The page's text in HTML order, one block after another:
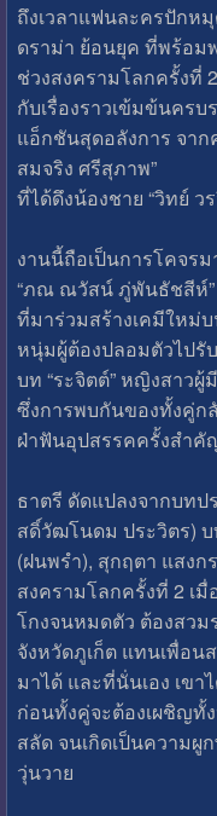
ถึงเวลาแฟนละครปักห
ดราม่า ย้อนยุค ที่พร้อม
ช่วงสงครามโลกครั้งที่ 2
กับเรื่องราวเข้มข้นคร
แอ็กชันสุดอลังการ จาก
สมจริง ศรีสุภาพ”
ที่ได้ดึงน้องชาย “วิทย์
งานนี้ถือเป็นการโคจร
“ภณ ณวัสน์ ภู่พันธัชสีห์”
ที่มาร่วมสร้างเคมีใหม่
หนุ่มผู้ต้องปลอมตัวไป
บท “ระจิตต์” หญิงสาว
ซึ่งการพบกันของทั้งคู่ก
ฝ่าฟันอุปสรรคครั้งสำคั
ธาตรี ดัดแปลงจากบทป
สดิ์วัฒโนดม ประวิตร)
(ฝนพรำ), สุกฤตา แสงก
สงครามโลกครั้งที่ 2 เ
โกงจนหมดตัว ต้องสว
จังหวัดภูเก็ต แทนเพื่อน
มาได้ และที่นั่นเอง เขา
ก่อนทั้งคู่จะต้องเผชิญทั้
สลัด จนเกิดเป็นความ
วุ่นวาย